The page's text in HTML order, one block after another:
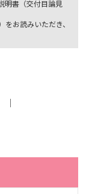
明書（交付目論見
お読みいただき、
｜